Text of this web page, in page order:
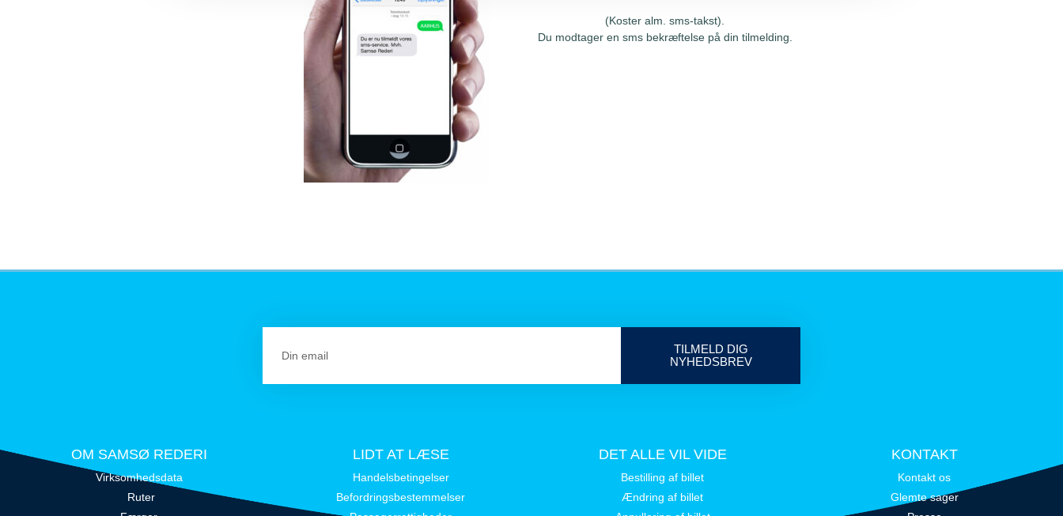
(Koster alm. sms-takst).
Du modtager en sms bekræftelse på din tilmelding.
TILMELD DIG
NYHEDSBREV
OM SAMSØ REDERI
Virksomhedsdata
Ruter
LIDT AT LÆSE
Handelsbetingelser
Befordringsbestemmelser
DET ALLE VIL VIDE
Bestilling af billet
Ændring af billet
KONTAKT
Kontakt os
Glemte sager